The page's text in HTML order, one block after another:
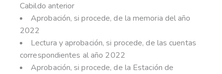
Cabildo anterior
Aprobación, si procede, de la memoria del año
2022
Lectura y aprobación, si procede, de las cuentas
correspondientes al año 2022
Aprobación, si procede, de la Estación de